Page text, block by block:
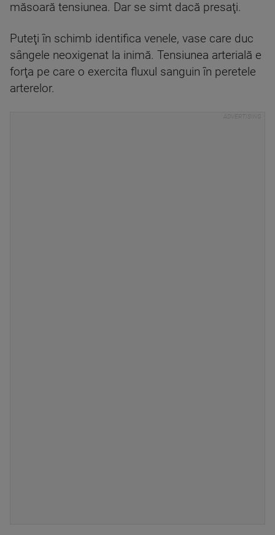
măsoară tensiunea. Dar se simt dacă presaţi.
Puteţi în schimb identifica venele, vase care duc
sângele neoxigenat la inimă. Tensiunea arterială e
forţa pe care o exercita fluxul sanguin în peretele
arterelor.